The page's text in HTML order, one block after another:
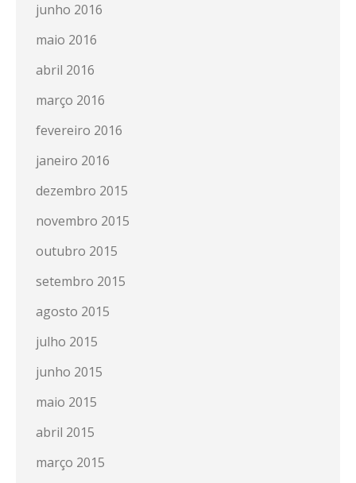
junho 2016
maio 2016
abril 2016
março 2016
fevereiro 2016
janeiro 2016
dezembro 2015
novembro 2015
outubro 2015
setembro 2015
agosto 2015
julho 2015
junho 2015
maio 2015
abril 2015
março 2015